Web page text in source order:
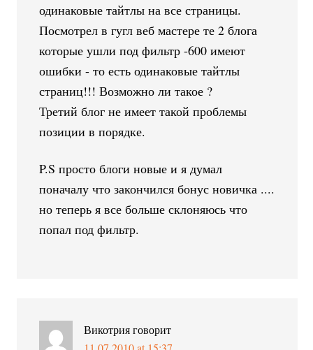
одинаковые тайтлы на все страницы.
Посмотрел в гугл веб мастере те 2 блога
которые ушли под фильтр -600 имеют
ошибки - то есть одинаковые тайтлы
страниц!!! Возможно ли такое ?
Третий блог не имеет такой проблемы
позиции в порядке.
P.S просто блоги новые и я думал
поначалу что закончился бонус новичка ....
но теперь я все больше склоняюсь что
попал под фильтр.
Викотрия говорит